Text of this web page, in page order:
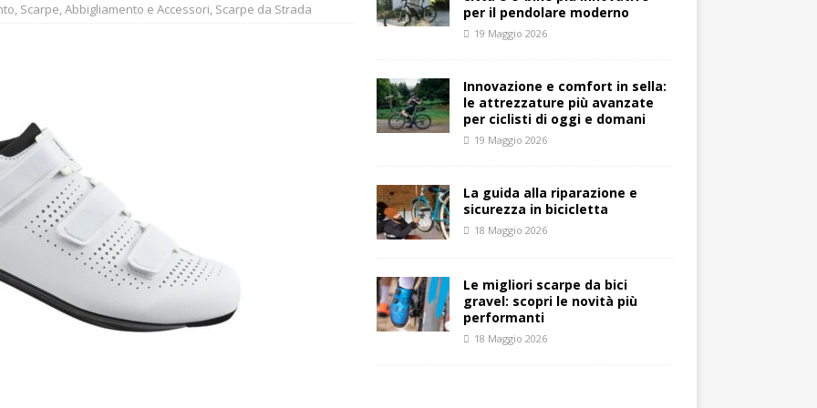
e comfort: come migliorare ogni pedalata CONSIGLI
, Scarpe,Abbigliamento e Accessori, Scarpe da Strada
per il pendolare moderno
19 Maggio 2026
Innovazione e comfort in sella:
le attrezzature più avanzate
per ciclisti di oggi e domani
19 Maggio 2026
La guida alla riparazione e
sicurezza in bicicletta
18 Maggio 2026
Le migliori scarpe da bici
gravel: scopri le novità più
performanti
18 Maggio 2026